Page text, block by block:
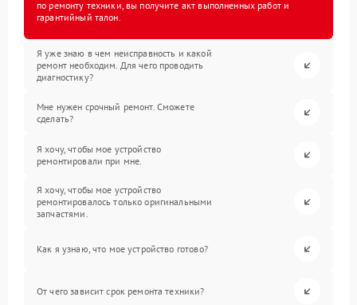
по ремонту техники, вы получите акт выполненных работ и
гарантийный талон.
Я уже знаю в чем неисправность и какой
ремонт необходим. Для чего проводить
диагностику?
Мне нужен срочный ремонт. Сможете
сделать?
Я хочу, чтобы мое устройство
ремонтировали при мне.
Я хочу, чтобы мое устройство
ремонтировалось только оригинальными
запчастями.
Как я узнаю, что мое устройство готово?
От чего зависит срок ремонта техники?